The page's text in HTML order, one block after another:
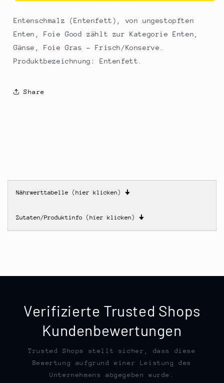
Entenschmalz (Entenfett), von ungestopften
Enten, Foie Good zählt zur Kategorie Enten,
Gänse, Foie Gras - Frisch/Konserve.
Produktbezeichnung: Entenfett.
Share
Nährwerttabelle (hier klicken) 🠋
Zutaten/Produktinfo (hier klicken) 🠋
Verifizierte Trusted Shops
Kundenbewertungen
Trusted Shops stellt sicher, dass diese
Bewertung aufgrund einer Leistung des
Unternehmens abgegeben wurde.